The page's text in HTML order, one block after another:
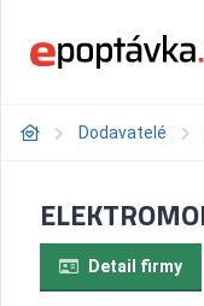
Dodavatelé
Detail firmy